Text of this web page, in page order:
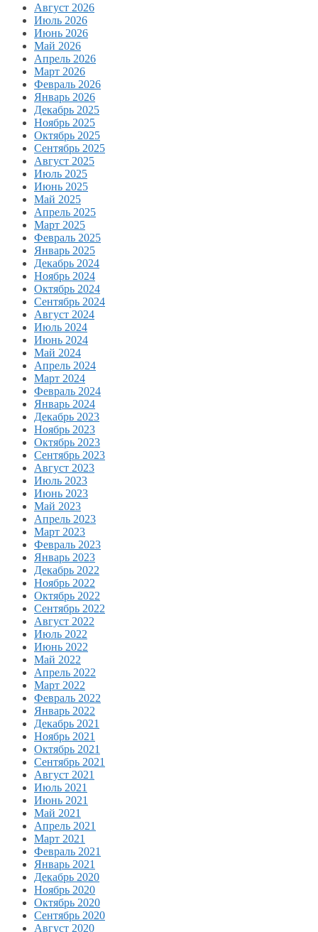
Август 2026
Июль 2026
Июнь 2026
Май 2026
Апрель 2026
Март 2026
Февраль 2026
Январь 2026
Декабрь 2025
Ноябрь 2025
Октябрь 2025
Сентябрь 2025
Август 2025
Июль 2025
Июнь 2025
Май 2025
Апрель 2025
Март 2025
Февраль 2025
Январь 2025
Декабрь 2024
Ноябрь 2024
Октябрь 2024
Сентябрь 2024
Август 2024
Июль 2024
Июнь 2024
Май 2024
Апрель 2024
Март 2024
Февраль 2024
Январь 2024
Декабрь 2023
Ноябрь 2023
Октябрь 2023
Сентябрь 2023
Август 2023
Июль 2023
Июнь 2023
Май 2023
Апрель 2023
Март 2023
Февраль 2023
Январь 2023
Декабрь 2022
Ноябрь 2022
Октябрь 2022
Сентябрь 2022
Август 2022
Июль 2022
Июнь 2022
Май 2022
Апрель 2022
Март 2022
Февраль 2022
Январь 2022
Декабрь 2021
Ноябрь 2021
Октябрь 2021
Сентябрь 2021
Август 2021
Июль 2021
Июнь 2021
Май 2021
Апрель 2021
Март 2021
Февраль 2021
Январь 2021
Декабрь 2020
Ноябрь 2020
Октябрь 2020
Сентябрь 2020
Август 2020